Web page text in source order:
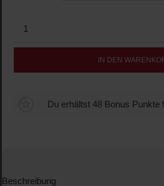
Produkt Anzahl: Gib den
IN DEN
Du erhältst 48 Bonus Punkte
Beschreibung